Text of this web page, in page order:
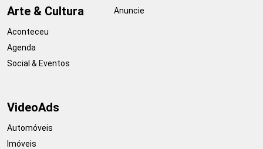
Arte & Cultura
Aconteceu
Agenda
Social & Eventos
Anuncie
VideoAds
Automóveis
Imóveis